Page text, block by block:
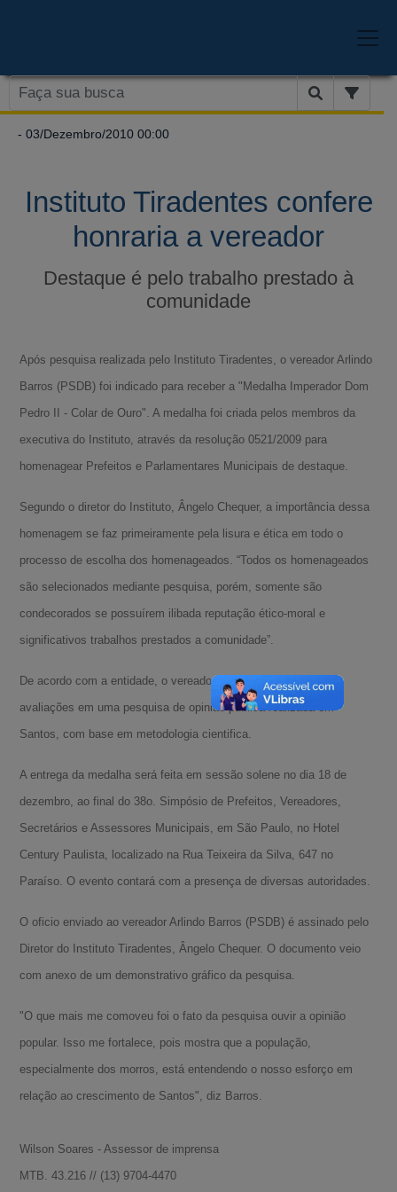
- 03/Dezembro/2010 00:00
Instituto Tiradentes confere
honraria a vereador
Destaque é pelo trabalho prestado à
comunidade
Após pesquisa realizada pelo Instituto Tiradentes, o vereador Arlindo
Barros (PSDB) foi indicado para receber a "Medalha Imperador Dom
Pedro II - Colar de Ouro". A medalha foi criada pelos membros da
executiva do Instituto, através da resolução 0521/2009 para
homenagear Prefeitos e Parlamentares Municipais de destaque.
Segundo o diretor do Instituto, Ângelo Chequer, a importância dessa
homenagem se faz primeiramente pela lisura e ética em todo o
processo de escolha dos homenageados. “Todos os homenageados
são selecionados mediante pesquisa, porém, somente são
condecorados se possuírem ilibada reputação ético-moral e
significativos trabalhos prestados a comunidade”.
De acordo com a entidade, o vereador alcançou as melhores
avaliações em uma pesquisa de opinião pública realizada em
Santos, com base em metodologia cientifica.
A entrega da medalha será feita em sessão solene no dia 18 de
dezembro, ao final do 38o. Simpósio de Prefeitos, Vereadores,
Secretários e Assessores Municipais, em São Paulo, no Hotel
Century Paulista, localizado na Rua Teixeira da Silva, 647 no
Paraíso. O evento contará com a presença de diversas autoridades.
O oficio enviado ao vereador Arlindo Barros (PSDB) é assinado pelo
Diretor do Instituto Tiradentes, Ângelo Chequer. O documento veio
com anexo de um demonstrativo gráfico da pesquisa.
"O que mais me comoveu foi o fato da pesquisa ouvir a opinião
popular. Isso me fortalece, pois mostra que a população,
especialmente dos morros, está entendendo o nosso esforço em
relação ao crescimento de Santos", diz Barros.
Wilson Soares - Assessor de imprensa
MTB. 43.216 // (13) 9704-4470